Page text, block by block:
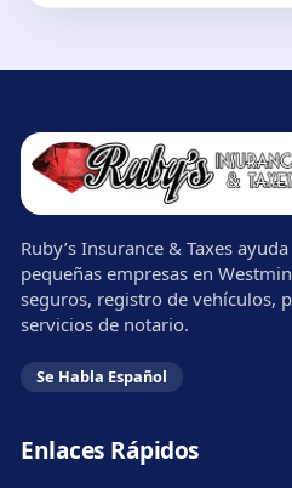
Ruby’s Insurance & Taxes
pequeñas empresas en
seguros, registro de vehículos,
servicios de notario.
Se Habla Español
Enlaces Rápidos